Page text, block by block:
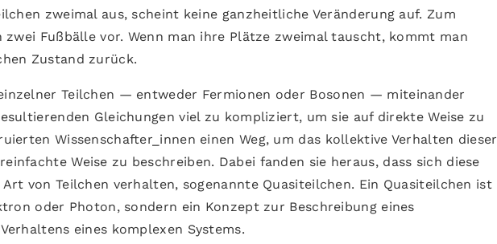
zweimal aus, scheint keine ganzheitliche Veränderung auf. Zum
zwei Fußbälle vor. Wenn man ihre Plätze zweimal tauscht, kommt man
Zustand zurück.
Teilchen — entweder Fermionen oder Bosonen — miteinander
Gleichungen viel zu kompliziert, um sie auf direkte Weise zu
Wissenschafter_innen einen Weg, um das kollektive Verhalten dieser
Weise zu beschreiben. Dabei fanden sie heraus, dass sich diese
Art von Teilchen verhalten, sogenannte Quasiteilchen. Ein Quasiteilchen ist
oder Photon, sondern ein Konzept zur Beschreibung eines
eines komplexen Systems.